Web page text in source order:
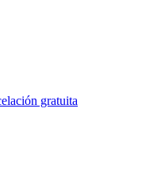
gratuita